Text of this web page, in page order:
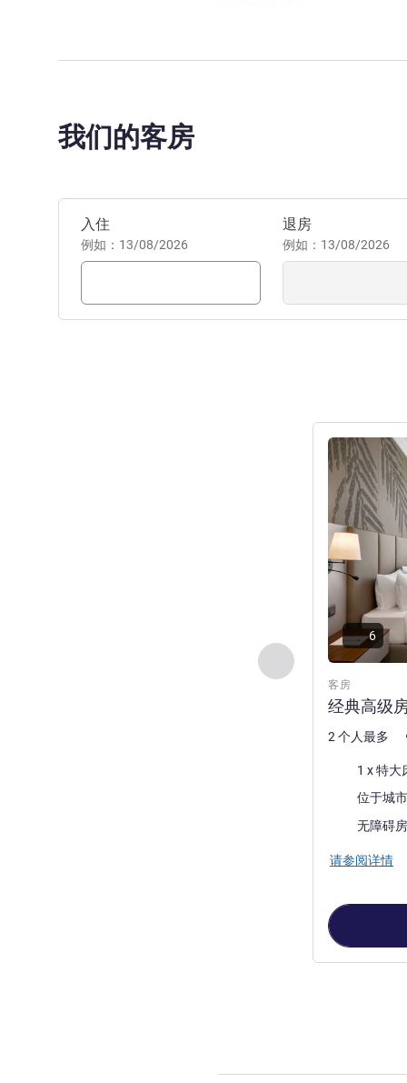
我们的客房
预订此酒店
入住
例如：13/08/2026
退房
例如：13/08/2026
上一个 - 客房
客房
经典高级
请参阅详情
6
2 个人最多
床上用品1 x 特大
位于城
无障碍
请参阅详情